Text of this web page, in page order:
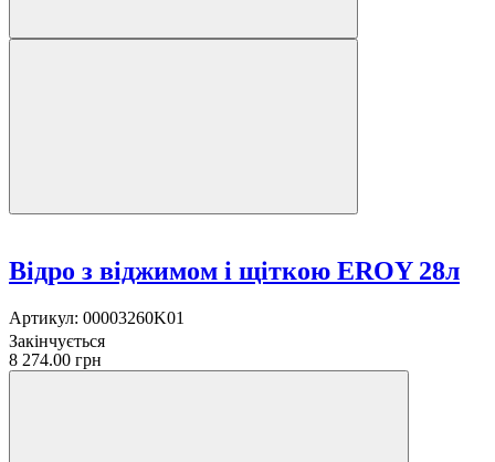
Відро з віджимом і щіткою EROY 28л
Артикул: 00003260K01
Закінчується
8 274.00 грн